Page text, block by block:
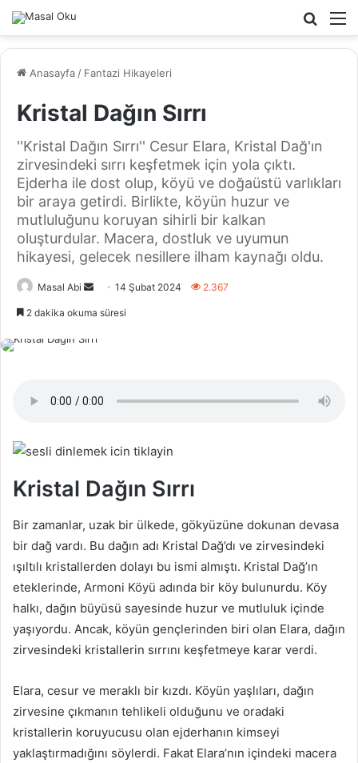
Arama
yap
Anasayfa / Fantazi Hikayeleri
Kristal Dağın Sırrı
''Kristal Dağın Sırrı'' Cesur Elara, Kristal Dağ'ın
zirvesindeki sırrı keşfetmek için yola çıktı.
Ejderha ile dost olup, köyü ve doğaüstü varlıkları
bir araya getirdi. Birlikte, köyün huzur ve
mutluluğunu koruyan sihirli bir kalkan
oluşturdular. Macera, dostluk ve uyumun
hikayesi, gelecek nesillere ilham kaynağı oldu.
Masal Abi
Bir
göndermek
14 Şubat 2024 2.367
2 dakika okuma süresi
Kristal Dağın Sırrı
Bir zamanlar, uzak bir ülkede, gökyüzüne dokunan devasa
bir dağ vardı. Bu dağın adı Kristal Dağ’dı ve zirvesindeki
ışıltılı kristallerden dolayı bu ismi almıştı. Kristal Dağ’ın
eteklerinde, Armoni Köyü adında bir köy bulunurdu. Köy
halkı, dağın büyüsü sayesinde huzur ve mutluluk içinde
yaşıyordu. Ancak, köyün gençlerinden biri olan Elara, dağın
zirvesindeki kristallerin sırrını keşfetmeye karar verdi.
Elara, cesur ve meraklı bir kızdı. Köyün yaşlıları, dağın
zirvesine çıkmanın tehlikeli olduğunu ve oradaki
kristallerin koruyucusu olan ejderhanın kimseyi
yaklaştırmadığını söylerdi. Fakat Elara’nın içindeki macera